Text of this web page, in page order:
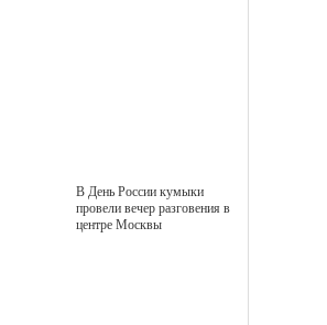
В День России кумыки
провели вечер разговения в
центре Москвы